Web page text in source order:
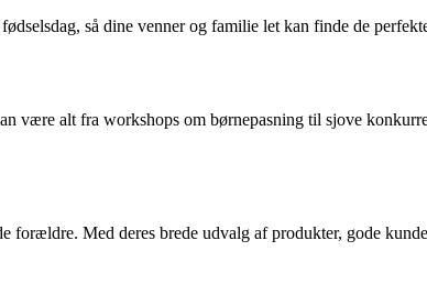
så dine venner og familie let kan finde de
være alt fra workshops om børnepasning til sjove
Med deres brede udvalg af produkter, gode